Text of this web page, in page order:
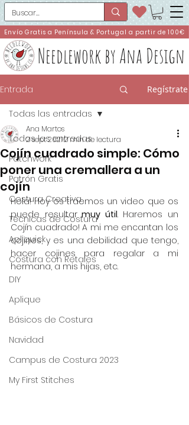
Needlework by Ana Design
Envío Gratis a Península & Portugal a partir de 100€
Entrada Regístrate
Todas las entradas
Patchwork
Patrón Gratis
Costura Creativa
Técnicas de Costura
Apliquick
Costura con Retales
DIY
Aplique
Básicos de Costura
Navidad
Campus de Costura 2023
My First Stitches
Todas las entradas
Cojín cuadrado simple: Cómo
poner una cremallera a un
cojín
Ana Martos
2 sept 20212 min de lectura
Hola! Hoy os traemos un video que os
puede resultar muy útil. Haremos un
Cojín cuadrado! A mi me encantan los
cojines, y es una debilidad que tengo,
hacer cojines para regalar a mi
hermana, a mis hijas, etc.